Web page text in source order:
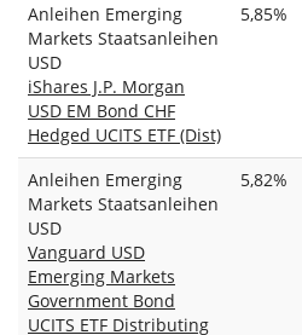
Anleihen Emerging
Markets Staatsanleihen
USD
iShares J.P. Morgan
USD EM Bond CHF
Hedged UCITS ETF (Dist)
5,85%
Anleihen Emerging
Markets Staatsanleihen
USD
Vanguard USD
Emerging Markets
Government Bond
UCITS ETF Distributing
5,82%